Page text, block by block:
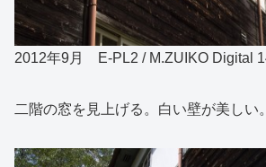
2012年9月 E-PL2 / M.ZUIKO Digital
二階の窓を見上げる。白い壁が美しい。